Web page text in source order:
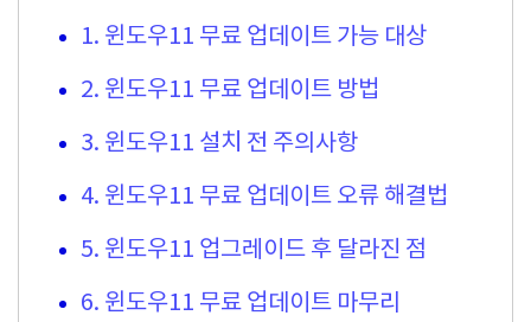
1. 윈도우11 무료 업데이트 가능 대상
2. 윈도우11 무료 업데이트 방법
3. 윈도우11 설치 전 주의사항
4. 윈도우11 무료 업데이트 오류 해결법
5. 윈도우11 업그레이드 후 달라진 점
6. 윈도우11 무료 업데이트 마무리